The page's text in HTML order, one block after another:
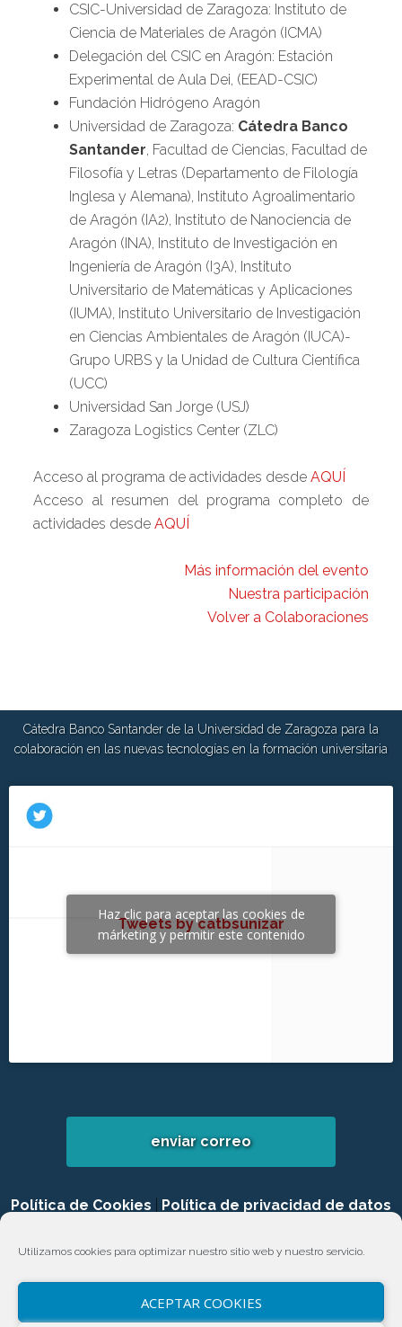
Utilizamos cookies para optimizar nuestro sitio web y nuestro servicio.
ACEPTAR COOKIES
CSIC-Universidad de Zaragoza: Instituto de
Ciencia de Materiales de Aragón (ICMA)
Delegación del CSIC en Aragón: Estación
Experimental de Aula Dei, (EEAD-CSIC)
Fundación Hidrógeno Aragón
Universidad de Zaragoza: Cátedra Banco
Santander, Facultad de Ciencias, Facultad de
Filosofía y Letras (Departamento de Filología
Inglesa y Alemana), Instituto Agroalimentario
de Aragón (IA2), Instituto de Nanociencia de
Aragón (INA), Instituto de Investigación en
Ingeniería de Aragón (I3A), Instituto
Universitario de Matemáticas y Aplicaciones
(IUMA), Instituto Universitario de Investigación
en Ciencias Ambientales de Aragón (IUCA)-
Grupo URBS y la Unidad de Cultura Científica
(UCC)
Universidad San Jorge (USJ)
Zaragoza Logistics Center (ZLC)
Acceso al programa de actividades desdeAQUÍ
Acceso al resumen del programa completo de
actividades desdeAQUÍ
Más información del evento
Nuestra participación
Volver a Colaboraciones
Cátedra Banco Santander de la Universidad de Zaragoza para la
colaboración en las nuevas tecnologías en la formación universitaria
Tweets by catbsunizar
Haz clic para aceptar las cookies de
márketing y permitir este contenido
enviar correo
Política de Cookies
Política de privacidad de datos